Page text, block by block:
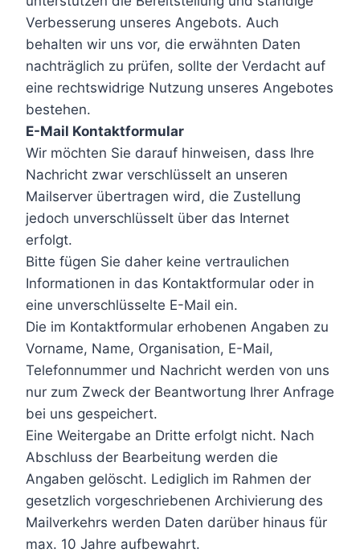
Verbesserung unseres Angebots. Auch
behalten wir uns vor, die erwähnten Daten
nachträglich zu prüfen, sollte der Verdacht auf
eine rechtswidrige Nutzung unseres Angebotes
bestehen.
E-Mail Kontaktformular
Wir möchten Sie darauf hinweisen, dass Ihre
Nachricht zwar verschlüsselt an unseren
Mailserver übertragen wird, die Zustellung
jedoch unverschlüsselt über das Internet
erfolgt.
Bitte fügen Sie daher keine vertraulichen
Informationen in das Kontaktformular oder in
eine unverschlüsselte E-Mail ein.
Die im Kontaktformular erhobenen Angaben zu
Vorname, Name, Organisation, E-Mail,
Telefonnummer und Nachricht werden von uns
nur zum Zweck der Beantwortung Ihrer Anfrage
bei uns gespeichert.
Eine Weitergabe an Dritte erfolgt nicht. Nach
Abschluss der Bearbeitung werden die
Angaben gelöscht. Lediglich im Rahmen der
gesetzlich vorgeschriebenen Archivierung des
Mailverkehrs werden Daten darüber hinaus für
max. 10 Jahre aufbewahrt.